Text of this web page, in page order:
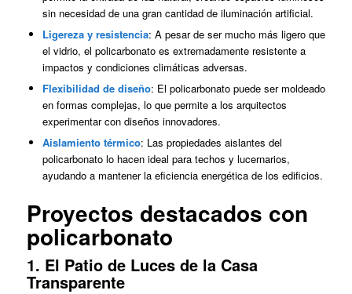
sin necesidad de una gran cantidad de iluminación artificial.
Ligereza y resistencia: A pesar de ser mucho más ligero que
el vidrio, el policarbonato es extremadamente resistente a
impactos y condiciones climáticas adversas.
Flexibilidad de diseño: El policarbonato puede ser moldeado
en formas complejas, lo que permite a los arquitectos
experimentar con diseños innovadores.
Aislamiento térmico: Las propiedades aislantes del
policarbonato lo hacen ideal para techos y lucernarios,
ayudando a mantener la eficiencia energética de los edificios.
Proyectos destacados con
policarbonato
1. El Patio de Luces de la Casa
Transparente